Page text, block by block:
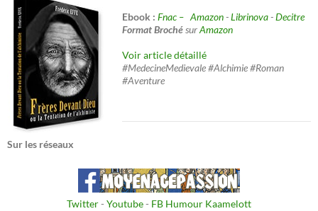
Ebook : Fnac – Amazon-Librinova-Decitre
Format BrochésurAmazon
Voir article détaillé
#MedecineMedievale #Alchimie #Roman
#Aventure
Sur les réseaux
Twitter- Youtube- FB Humour Kaamelott